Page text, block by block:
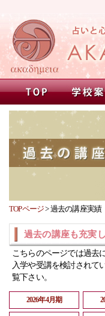
TOPページ>過去の講座実績
過去の講座も充実
こちらのページでは過去
入学や受講を検討されて
覧下さい。
2026年4月期